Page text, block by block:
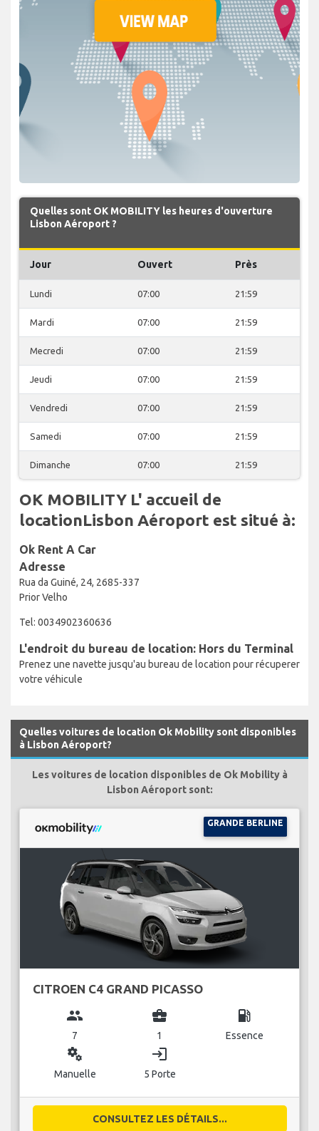
Quelles sont OK MOBILITY les heures d'ouverture
Lisbon Aéroport ?
Jour Ouvert Près
Lundi 07:00 21:59
Mardi 07:00 21:59
Mecredi 07:00 21:59
Jeudi 07:00 21:59
Vendredi 07:00 21:59
Samedi 07:00 21:59
Dimanche 07:00 21:59
OK MOBILITY L' accueil de
locationLisbon Aéroport est situé à:
Ok Rent A Car
Adresse
Rua da Guiné, 24, 2685-337
Prior Velho
Tel: 0034902360636
L'endroit du bureau de location: Hors du Terminal
Prenez une navette jusqu'au bureau de location pour récuperer
votre véhicule
Quelles voitures de location Ok Mobility sont disponibles
à Lisbon Aéroport?
Les voitures de location disponibles de Ok Mobility à
Lisbon Aéroport sont:
GRANDE BERLINE
CITROEN C4 GRAND PICASSO
group
7
business_center
1
local_gas_station
Essence
miscellaneous_services
Manuelle
login
5 Porte
CONSULTEZ LES DÉTAILS...